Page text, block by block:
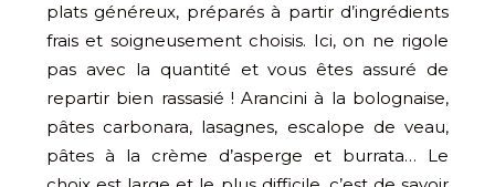
plats généreux, préparés à partir d’ingrédients
frais et soigneusement choisis. Ici, on ne rigole
pas avec la quantité et vous êtes assuré de
repartir bien rassasié ! Arancini à la bolognaise,
pâtes carbonara, lasagnes, escalope de veau,
pâtes à la crème d’asperge et burrata… Le